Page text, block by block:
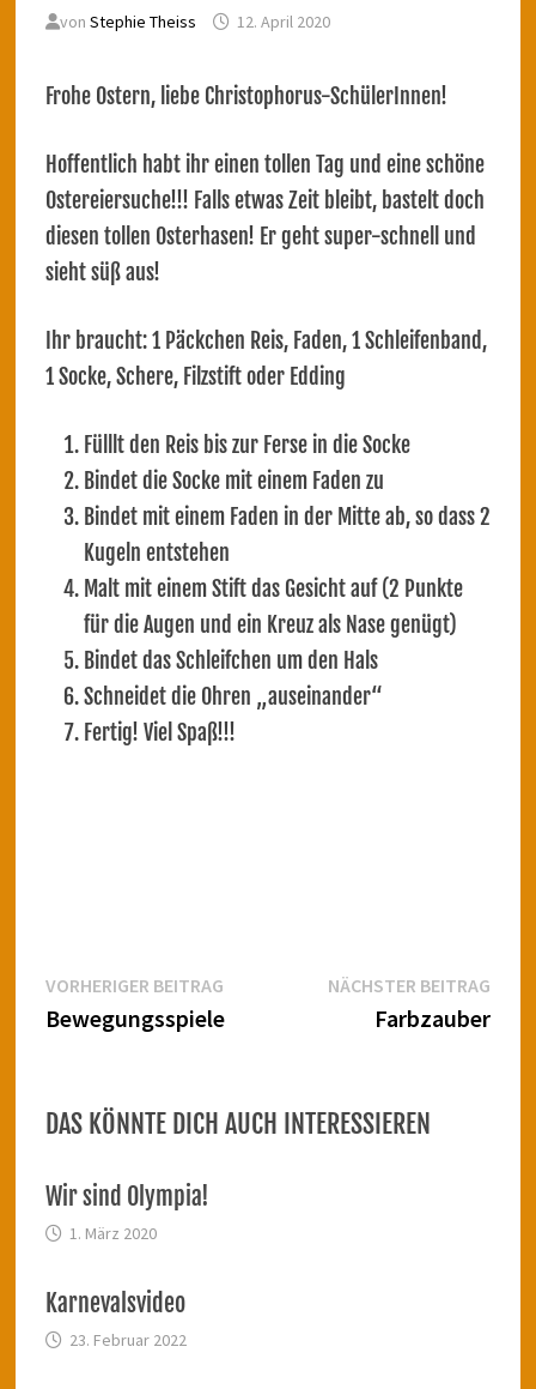
von Stephie Theiss 12. April 2020
Frohe Ostern, liebe Christophorus-SchülerInnen!
Hoffentlich habt ihr einen tollen Tag und eine schöne
Ostereiersuche!!! Falls etwas Zeit bleibt, bastelt doch
diesen tollen Osterhasen! Er geht super-schnell und
sieht süß aus!
Ihr braucht: 1 Päckchen Reis, Faden, 1 Schleifenband,
1 Socke, Schere, Filzstift oder Edding
Fülllt den Reis bis zur Ferse in die Socke
Bindet die Socke mit einem Faden zu
Bindet mit einem Faden in der Mitte ab, so dass 2
Kugeln entstehen
Malt mit einem Stift das Gesicht auf (2 Punkte
für die Augen und ein Kreuz als Nase genügt)
Bindet das Schleifchen um den Hals
Schneidet die Ohren „auseinander“
Fertig! Viel Spaß!!!
Beitragsnavigation
VORHERIGER BEITRAGVorheriger
Beitrag:
Bewegungsspiele
NÄCHSTER BEITRAG
Farbzauber
DAS KÖNNTE DICH AUCH INTERESSIEREN
Wir sind Olympia!
1. März 2020
Karnevalsvideo
23. Februar 2022